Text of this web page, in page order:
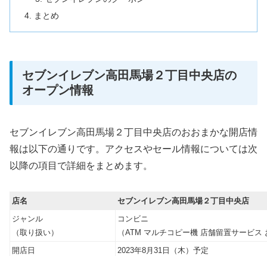
まとめ
セブンイレブン高田馬場２丁目中央店の
オープン情報
セブンイレブン高田馬場２丁目中央店のおおまかな開店情
報は以下の通りです。アクセスやセール情報については次
以降の項目で詳細をまとめます。
店名
セブンイレブン高田馬場２丁目中央店
ジャンル
（取り扱い）
コンビニ
（ATM マルチコピー機 店舗留置サービ
開店日
2023年8月31日（木）予定